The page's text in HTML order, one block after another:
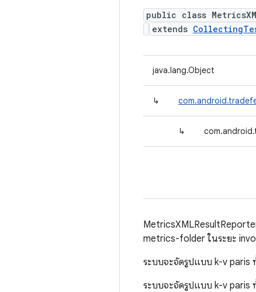
public class
extends
java.lang.Object
↳
↳
MetricsXMLResultReporter
metrics-folder ในระยะ
ระบบจะจัดรูปแบบ k-v paris
ระบบจะจัดรูปแบบ k-v paris